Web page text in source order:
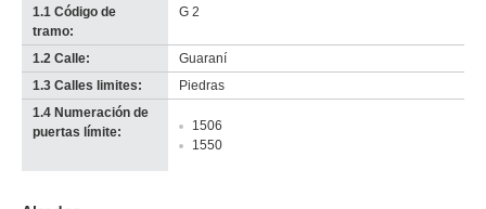
1.1 Código de
tramo:
G 2
1.2 Calle:
Guaraní
1.3 Calles limites:
Piedras
1.4 Numeración de
puertas límite:
1506
1550